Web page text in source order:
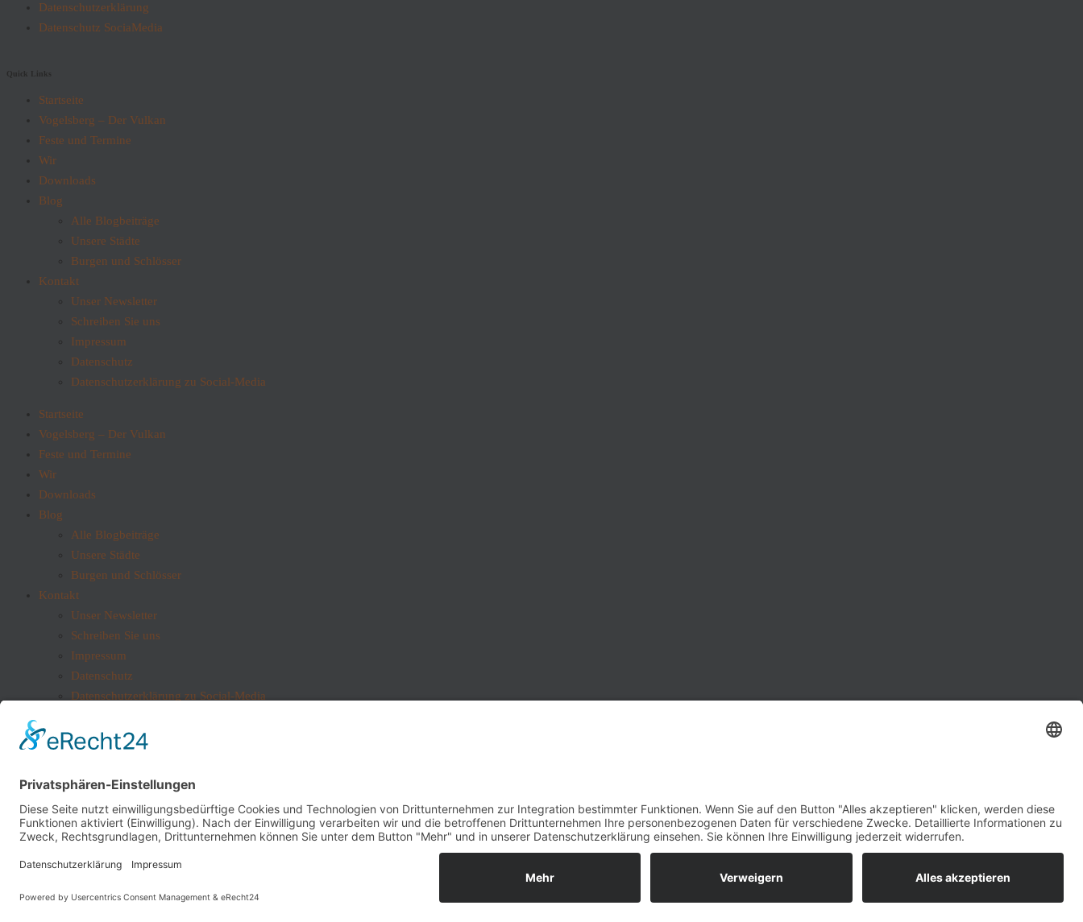
Datenschutzerklärung
Datenschutz SociaMedia
Quick Links
Startseite
Vogelsberg – Der Vulkan
Feste und Termine
Wir
Downloads
Blog
Alle Blogbeiträge
Unsere Städte
Burgen und Schlösser
Kontakt
Unser Newsletter
Schreiben Sie uns
Impressum
Datenschutz
Datenschutzerklärung zu Social-Media
Startseite
Vogelsberg – Der Vulkan
Feste und Termine
Wir
Downloads
Blog
Alle Blogbeiträge
Unsere Städte
Burgen und Schlösser
Kontakt
Unser Newsletter
Schreiben Sie uns
Impressum
Datenschutz
Datenschutzerklärung zu Social-Media
Kontakt
Am Graben 5
36355 Grebenhain
info@vogelsbergliebe.de